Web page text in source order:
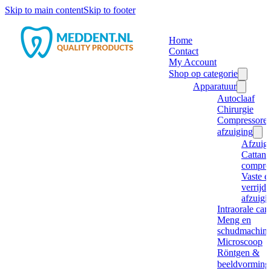
Skip to main contentSkip to footer
Home
Contact
My Account
Shop op categorie
Apparatuur
Autoclaaf
Chirurgie
afzuiging
Cattani
Vaste
Intraorale
Meng en
Microscoop
Röntgen &
beeldvorming